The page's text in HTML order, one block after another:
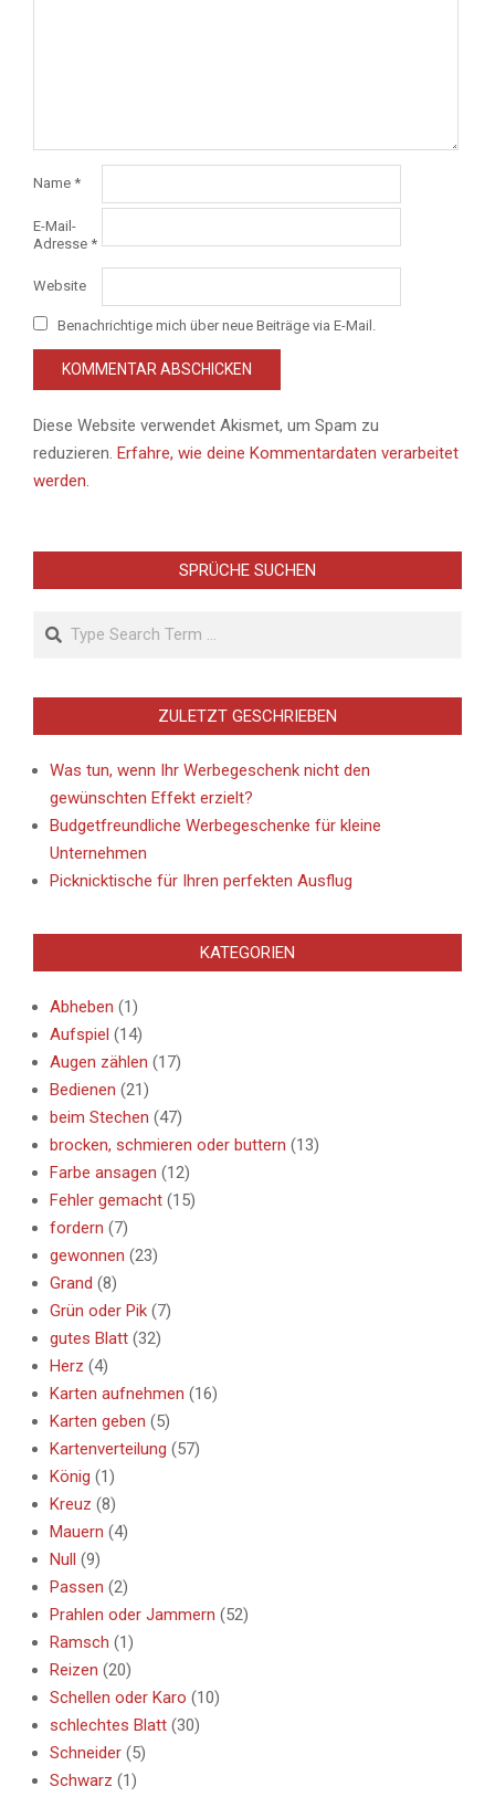
Name *
E-Mail-
Adresse *
Website
Benachrichtige mich über neue Beiträge via E-Mail.
Diese Website verwendet Akismet, um Spam zu
reduzieren. Erfahre, wie deine Kommentardaten verarbeitet
werden.
SPRÜCHE SUCHEN
Search
ZULETZT GESCHRIEBEN
Was tun, wenn Ihr Werbegeschenk nicht den
gewünschten Effekt erzielt?
Budgetfreundliche Werbegeschenke für kleine
Unternehmen
Picknicktische für Ihren perfekten Ausflug
KATEGORIEN
Abheben (1)
Aufspiel (14)
Augen zählen (17)
Bedienen (21)
beim Stechen (47)
brocken, schmieren oder buttern (13)
Farbe ansagen (12)
Fehler gemacht (15)
fordern (7)
gewonnen (23)
Grand (8)
Grün oder Pik (7)
gutes Blatt (32)
Herz (4)
Karten aufnehmen (16)
Karten geben (5)
Kartenverteilung (57)
König (1)
Kreuz (8)
Mauern (4)
Null (9)
Passen (2)
Prahlen oder Jammern (52)
Ramsch (1)
Reizen (20)
Schellen oder Karo (10)
schlechtes Blatt (30)
Schneider (5)
Schwarz (1)